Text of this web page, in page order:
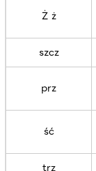
Ż ż
szcz
prz
ść
trz